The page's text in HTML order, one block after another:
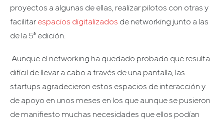
proyectos a algunas de ellas, realizar pilotos con otras y
facilitar espacios digitalizados de networking junto a las
de la 5ª edición.
Aunque el networking ha quedado probado que resulta
difícil de llevar a cabo a través de una pantalla, las
startups agradecieron estos espacios de interacción y
de apoyo en unos meses en los que aunque se pusieron
de manifiesto muchas necesidades que ellos podían